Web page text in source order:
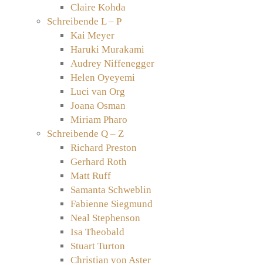
Claire Kohda
Schreibende L – P
Kai Meyer
Haruki Murakami
Audrey Niffenegger
Helen Oyeyemi
Luci van Org
Joana Osman
Miriam Pharo
Schreibende Q – Z
Richard Preston
Gerhard Roth
Matt Ruff
Samanta Schweblin
Fabienne Siegmund
Neal Stephenson
Isa Theobald
Stuart Turton
Christian von Aster